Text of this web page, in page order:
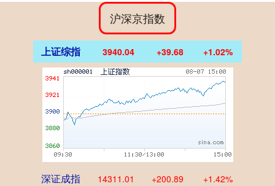
沪深京指数
上证综指 3940.04 +39.68 +1.02%
深证成指 14311.01 +200.89 +1.42%